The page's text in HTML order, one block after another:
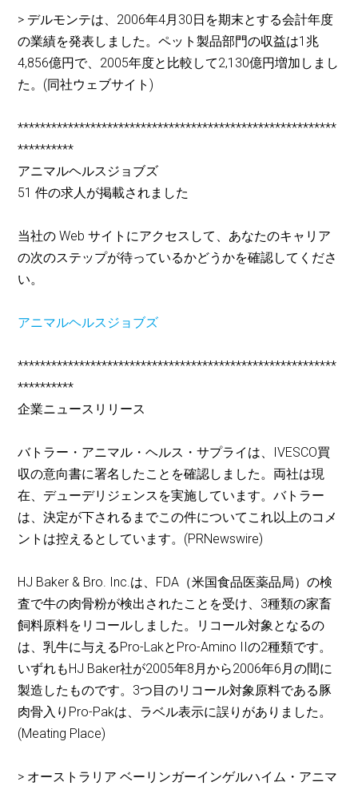
> デルモンテは、2006年4月30日を期末とする会計年度
の業績を発表しました。ペット製品部門の収益は1兆
4,856億円で、2005年度と比較して2,130億円増加しまし
た。(同社ウェブサイト)
*********************************************************
**********
アニマルヘルスジョブズ
51 件の求人が掲載されました
当社の Web サイトにアクセスして、あなたのキャリア
の次のステップが待っているかどうかを確認してくださ
い。
アニマルヘルスジョブズ
*********************************************************
**********
企業ニュースリリース
バトラー・アニマル・ヘルス・サプライは、IVESCO買
収の意向書に署名したことを確認しました。両社は現
在、デューデリジェンスを実施しています。バトラー
は、決定が下されるまでこの件についてこれ以上のコメ
ントは控えるとしています。(PRNewswire)
HJ Baker & Bro. Inc.は、FDA（米国食品医薬品局）の検
査で牛の肉骨粉が検出されたことを受け、3種類の家畜
飼料原料をリコールしました。リコール対象となるの
は、乳牛に与えるPro-LakとPro-Amino IIの2種類です。
いずれもHJ Baker社が2005年8月から2006年6月の間に
製造したものです。3つ目のリコール対象原料である豚
肉骨入りPro-Pakは、ラベル表示に誤りがありました。
(Meating Place)
> オーストラリア ベーリンガーインゲルハイム・アニマ